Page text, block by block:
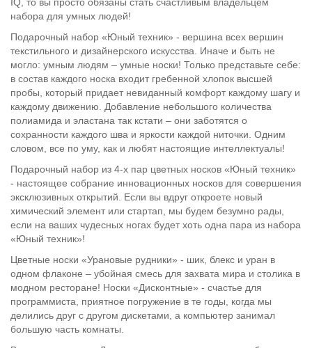
набора для умных людей!
Подарочный набор «Юный техник» - вершина всех вершин
текстильного и дизайнерского искусства. Иначе и быть не
могло: умным людям – умные носки! Только представьте себе:
в состав каждого носка входит гребенной хлопок высшей
пробы, который придает невиданный комфорт каждому шагу и
каждому движению. Добавление небольшого количества
полиамида и эластана так кстати – они заботятся о
сохранности каждого шва и яркости каждой ниточки. Одним
словом, все по уму, как и любят настоящие интеллектуалы!
Подарочный набор из 4-х пар цветных носков «Юный техник»
- настоящее собрание инновационных носков для совершения
эксклюзивных открытий. Если вы вдруг откроете новый
химический элемент или стартап, мы будем безумно рады,
если на ваших чудесных ногах будет хоть одна пара из набора
«Юный техник»!
Цветные носки «Урановые рудники» - шик, блекс и уран в
одном флаконе – убойная смесь для захвата мира и столика в
модном ресторане! Носки «Дисконтные» - счастье для
программиста, приятное погружение в те годы, когда мы
делились друг с другом дискетами, а компьютер занимал
большую часть комнаты.